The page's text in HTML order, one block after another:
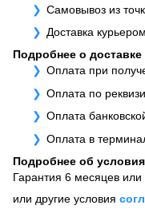
Самовывоз из
Доставка
Подробнее о доставке
Оплата при
Оплата по
Оплата
Оплата в
Подробнее об
Гарантия 6 месяцев
или другие условия